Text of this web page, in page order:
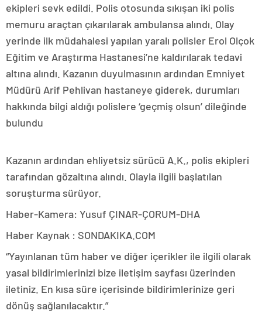
ekipleri sevk edildi. Polis otosunda sıkışan iki polis
memuru araçtan çıkarılarak ambulansa alındı. Olay
yerinde ilk müdahalesi yapılan yaralı polisler Erol Olçok
Eğitim ve Araştırma Hastanesi’ne kaldırılarak tedavi
altına alındı. Kazanın duyulmasının ardından Emniyet
Müdürü Arif Pehlivan hastaneye giderek, durumları
hakkında bilgi aldığı polislere ‘geçmiş olsun’ dileğinde
bulundu
Kazanın ardından ehliyetsiz sürücü A.K., polis ekipleri
tarafından gözaltına alındı. Olayla ilgili başlatılan
soruşturma sürüyor.
Haber-Kamera: Yusuf ÇINAR-ÇORUM-DHA
Haber Kaynak : SONDAKIKA.COM
“Yayınlanan tüm haber ve diğer içerikler ile ilgili olarak
yasal bildirimlerinizi bize iletişim sayfası üzerinden
iletiniz. En kısa süre içerisinde bildirimlerinize geri
dönüş sağlanılacaktır.”